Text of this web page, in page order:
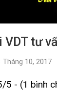
tư
Tháng 10, 2017
5 - (1 bình